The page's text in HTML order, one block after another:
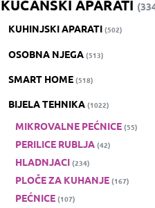
KUĆANSKI APARATI
KUHINJSKI APARATI (502)
OSOBNA NJEGA (513)
SMART HOME (518)
BIJELA TEHNIKA (1022)
MIKROVALNE PEĆNICE(55)
PERILICE RUBLJA(42)
HLADNJACI(234)
PLOČE ZA KUHANJE(167)
PEĆNICE(107)